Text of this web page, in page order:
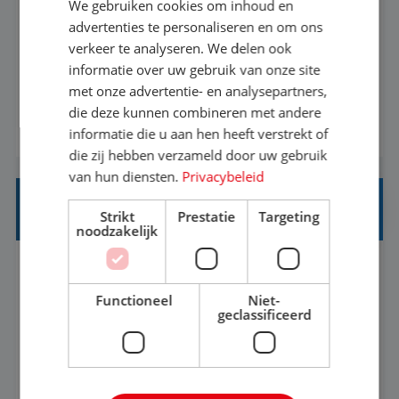
Een vakantie plannen is het leukste dat er is. Of
het nu voor jezelf is, of voor een ander: jij vindt
het super om een mooie reis van A tot Z te
regelen. Door jouw kennis en ervaring leren onze
vakantiegangers de meest prachtige plekjes op
aarde kennen! 🏝️Wat ga je doen?Klantgericht
werken: of het nu gaat om vragen ...
BEKIJK VACATURE
REISADVISEUR JUNIOR
Hoorn, Noord-Holland, Nederland
Baan
37-40+ uur
MBO
Met jouw ervaring in de reisbranche of
We gebruiken cookies om inhoud en
advertenties te personaliseren en om ons
verkeer te analyseren. We delen ook
informatie over uw gebruik van onze site
met onze advertentie- en analysepartners,
die deze kunnen combineren met andere
informatie die u aan hen heeft verstrekt of
die zij hebben verzameld door uw gebruik
van hun diensten. Privacybeleid
Strikt
noodzakelijk
Prestatie Targeting
Functioneel
Niet-
geclassificeerd